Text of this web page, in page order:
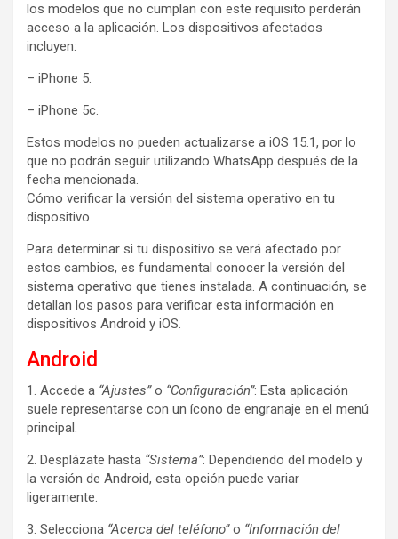
los modelos que no cumplan con este requisito perderán
acceso a la aplicación. Los dispositivos afectados
incluyen:
– iPhone 5.
– iPhone 5c.
Estos modelos no pueden actualizarse a iOS 15.1, por lo
que no podrán seguir utilizando WhatsApp después de la
fecha mencionada.
Cómo verificar la versión del sistema operativo en tu
dispositivo
Para determinar si tu dispositivo se verá afectado por
estos cambios, es fundamental conocer la versión del
sistema operativo que tienes instalada. A continuación, se
detallan los pasos para verificar esta información en
dispositivos Android y iOS.
Android
1. Accede a “Ajustes”o “Configuración”: Esta aplicación
suele representarse con un ícono de engranaje en el menú
principal.
2. Desplázate hasta “Sistema”: Dependiendo del modelo y
la versión de Android, esta opción puede variar
ligeramente.
3. Selecciona “Acerca del teléfono”o “Información del